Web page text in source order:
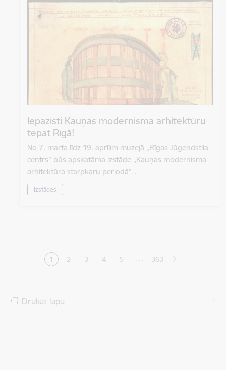
Iepazīsti Kauņas modernisma arhitektūru
tepat Rīgā!
No 7. marta līdz 19. aprīlim muzejā „Rīgas Jūgendstila
centrs” būs apskatāma izstāde „Kauņas modernisma
arhitektūra starpkaru periodā”…
Izstādes
Pašreizējā lapa
1 Lapa
2 Lapa
3 Lapa
4 Lapa
5 … 363
Drukāt lapu